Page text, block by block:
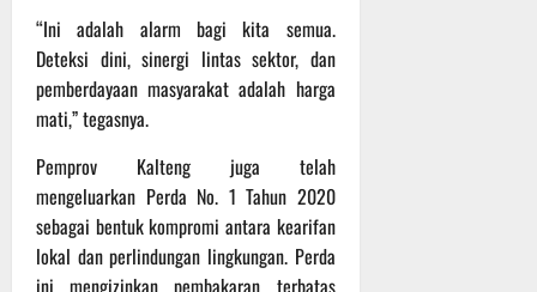
“Ini adalah alarm bagi kita semua.
Deteksi dini, sinergi lintas sektor, dan
pemberdayaan masyarakat adalah harga
mati,” tegasnya.
Pemprov Kalteng juga telah
mengeluarkan Perda No. 1 Tahun 2020
sebagai bentuk kompromi antara kearifan
lokal dan perlindungan lingkungan. Perda
ini mengizinkan pembakaran terbatas